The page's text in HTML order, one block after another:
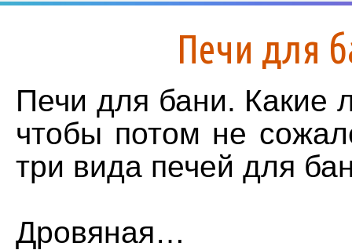
Печи для
Печи для бани. Какие
чтобы потом не
три вида печей для
Дровяная…